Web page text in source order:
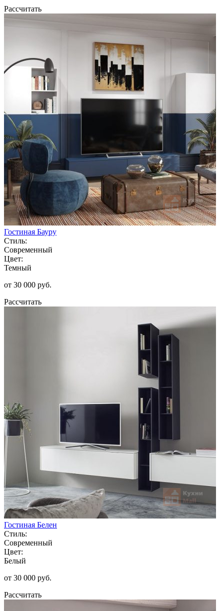
Рассчитать
Гостиная Бауру
Стиль:
Современный
Цвет:
Темный
от 30 000 руб.
Рассчитать
Гостиная Белен
Стиль:
Современный
Цвет:
Белый
от 30 000 руб.
Рассчитать